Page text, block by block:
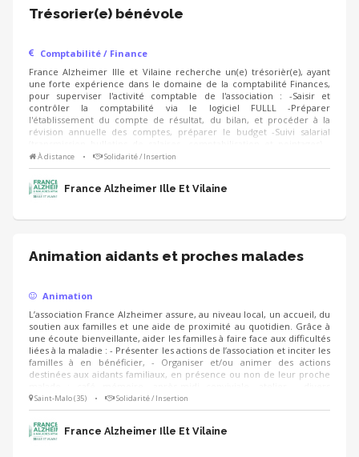
Trésorier(e) bénévole
Comptabilité / Finance
France Alzheimer Ille et Vilaine recherche un(e) trésorièr(e), ayant
une forte expérience dans le domaine de la comptabilité Finances,
pour superviser l'activité comptable de l'association : -Saisir et
contrôler la comptabilité via le logiciel FULLL -Préparer
l'établissement du compte de résultat, du bilan, et procéder à la
révision annuelle des comptes, préparer le budget -Suivi salarial
Emettre des rapports pour la présentation des résultats et budgets -
Suivi de la combinaison des comptes avec l'Union France Alzheimer -
Effectuer le paiement des dépenses par virement bancaire, après
validation du président
À distance • Solidarité / Insertion
France Alzheimer Ille Et Vilaine
Animation aidants et proches malades
Animation
L’association France Alzheimer assure, au niveau local, un accueil, du
soutien aux familles et une aide de proximité au quotidien. Grâce à
une écoute bienveillante, aider les familles à faire face aux difficultés
liées à la maladie : - Présenter les actions de l’association et inciter les
familles à en bénéficier, - Organiser et/ou animer des actions
destinées aux aidants familiaux, en présence ou non de leur proche
(relaxation, halte-relais, tango thérapie, etc.) - Susciter l’adhésion des
familles
Saint-Malo (35) • Solidarité / Insertion
France Alzheimer Ille Et Vilaine